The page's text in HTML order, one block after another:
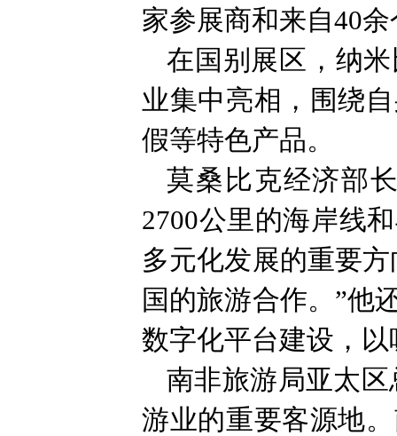
家参展商和来自40
在国别展区，纳
业集中亮相，围绕
假等特色产品。
莫桑比克经济部
2700公里的海岸线
多元化发展的重要
国的旅游合作。”他
数字化平台建设，
南非旅游局亚太
游业的重要客源地